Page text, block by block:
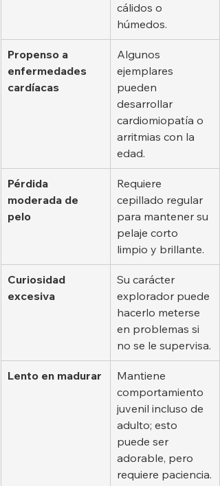
cálidos o
húmedos.
Propenso a
enfermedades
cardíacas
Algunos
ejemplares
pueden
desarrollar
cardiomiopatía o
arritmias con la
edad.
Pérdida
moderada de
pelo
Requiere
cepillado regular
para mantener su
pelaje corto
limpio y brillante.
Curiosidad
excesiva
Su carácter
explorador puede
hacerlo meterse
en problemas si
no se le supervisa.
Lento en madurar
Mantiene
comportamiento
juvenil incluso de
adulto; esto
puede ser
adorable, pero
requiere paciencia.